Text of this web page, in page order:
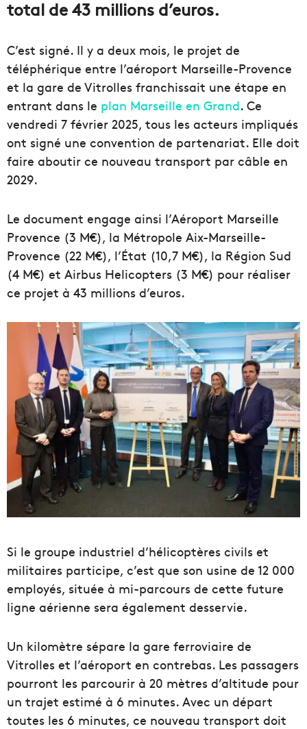
total de 43 millions d’euros.
C’est signé. Il y a deux mois, le projet de
téléphérique entre l’aéroport Marseille-Provence
et la gare de Vitrolles franchissait une étape en
entrant dans le plan Marseille en Grand. Ce
vendredi 7 février 2025, tous les acteurs impliqués
ont signé une convention de partenariat. Elle doit
faire aboutir ce nouveau transport par câble en
2029.
Le document engage ainsi l’Aéroport Marseille
Provence (3 M€), la Métropole Aix-Marseille-
Provence (22 M€), l’État (10,7 M€), la Région Sud
(4 M€) et Airbus Helicopters (3 M€) pour réaliser
ce projet à 43 millions d’euros.
Si le groupe industriel d’hélicoptères civils et
militaires participe, c’est que son usine de 12 000
employés, située à mi-parcours de cette future
ligne aérienne sera également desservie.
Un kilomètre sépare la gare ferroviaire de
Vitrolles et l’aéroport en contrebas. Les passagers
pourront les parcourir à 20 mètres d’altitude pour
un trajet estimé à 6 minutes. Avec un départ
toutes les 6 minutes, ce nouveau transport doit